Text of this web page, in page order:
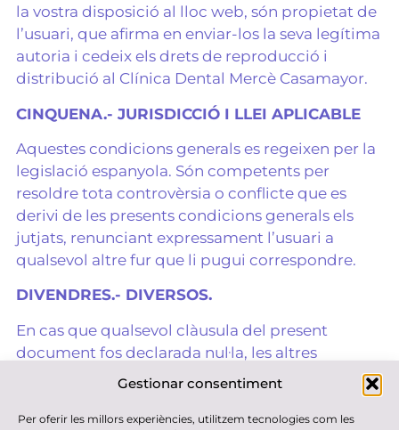
Gestionar consentiment
Per oferir les millors experiències, utilitzem tecnologies com les
la vostra disposició al lloc web, són propietat de
l’usuari, que afirma en enviar-los la seva legítima
autoria i cedeix els drets de reproducció i
distribució al Clínica Dental Mercè Casamayor.
CINQUENA.- JURISDICCIÓ I LLEI APLICABLE
Aquestes condicions generals es regeixen per la
legislació espanyola. Són competents per
resoldre tota controvèrsia o conflicte que es
derivi de les presents condicions generals els
jutjats, renunciant expressament l’usuari a
qualsevol altre fur que li pugui correspondre.
DIVENDRES.- DIVERSOS.
En cas que qualsevol clàusula del present
document fos declarada nul·la, les altres
clàusules continuaran vigents i s’interpretaran
finalitat mateixa de les presents condicions